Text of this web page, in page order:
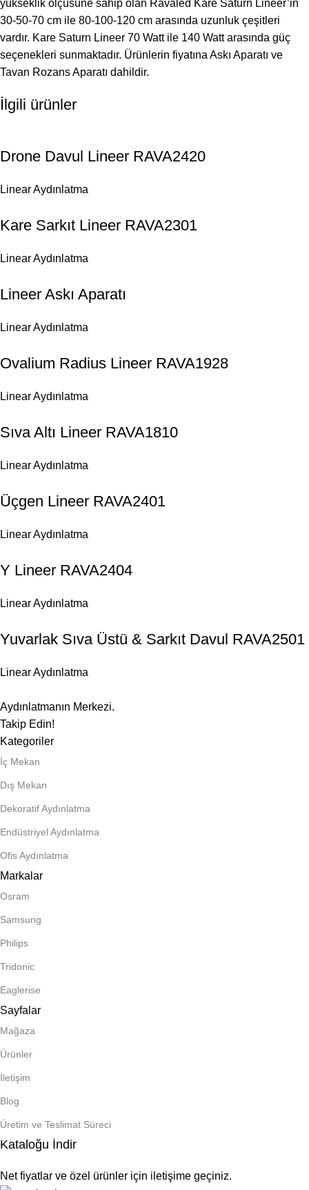
yükseklik ölçüsüne sahip olan Ravaled Kare Saturn Lineer’in
30-50-70 cm ile 80-100-120 cm arasında uzunluk çeşitleri
vardır. Kare Saturn Lineer 70 Watt ile 140 Watt arasında güç
seçenekleri sunmaktadır. Ürünlerin fiyatına Askı Aparatı ve
Tavan Rozans Aparatı dahildir.
İlgili ürünler
Drone Davul Lineer RAVA2420
Linear Aydınlatma
Kare Sarkıt Lineer RAVA2301
Linear Aydınlatma
Lineer Askı Aparatı
Linear Aydınlatma
Ovalium Radius Lineer RAVA1928
Linear Aydınlatma
Sıva Altı Lineer RAVA1810
Linear Aydınlatma
Üçgen Lineer RAVA2401
Linear Aydınlatma
Y Lineer RAVA2404
Linear Aydınlatma
Yuvarlak Sıva Üstü & Sarkıt Davul RAVA2501
Linear Aydınlatma
Aydınlatmanın Merkezi.
Takip Edin!
Kategoriler
İç Mekan
Dış Mekan
Dekoratif Aydınlatma
Endüstriyel Aydınlatma
Ofis Aydınlatma
Markalar
Osram
Samsung
Philips
Tridonic
Eaglerise
Sayfalar
Mağaza
Ürünler
İletişim
Blog
Üretim ve Teslimat Süreci
Kataloğu İndir
Net fiyatlar ve özel ürünler için iletişime geçiniz.